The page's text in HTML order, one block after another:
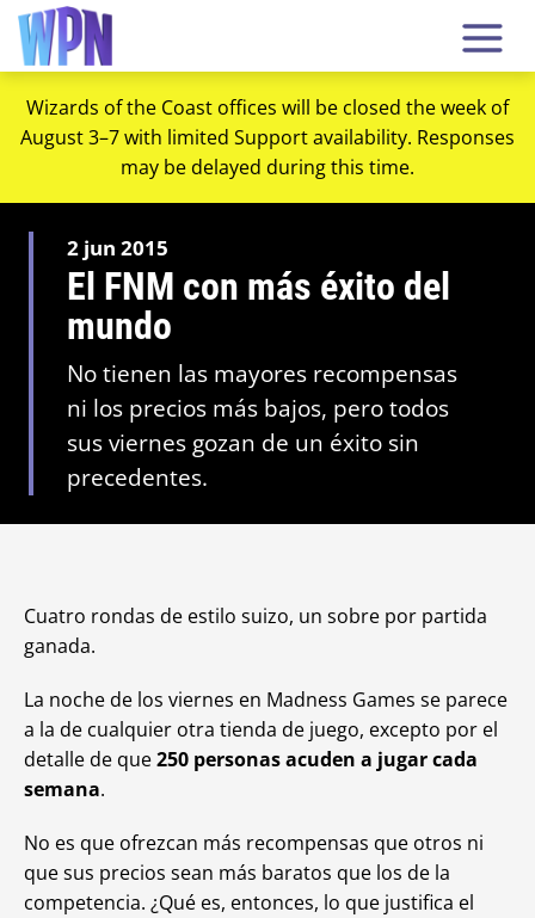
Wizards of the Coast offices will be closed the week of
August 3–7 with limited Support availability. Responses
may be delayed during this time.
2 jun 2015
El FNM con más éxito del
mundo
No tienen las mayores recompensas
ni los precios más bajos, pero todos
sus viernes gozan de un éxito sin
precedentes.
Cuatro rondas de estilo suizo, un sobre por partida
ganada.
La noche de los viernes en Madness Games se parece
a la de cualquier otra tienda de juego, excepto por el
detalle de que250 personas acuden a jugar cada
semana.
No es que ofrezcan más recompensas que otros ni
que sus precios sean más baratos que los de la
competencia. ¿Qué es, entonces, lo que justifica el